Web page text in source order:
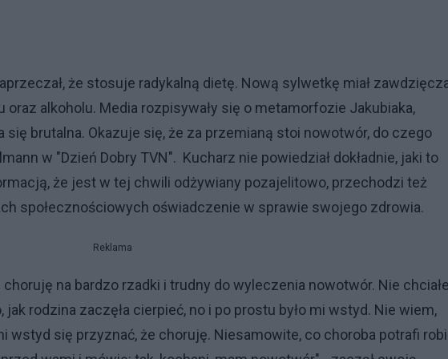
że stosuje radykalną dietę. Nową sylwetkę miał
alkoholu. Media rozpisywały się o metamorfozie Jakubiaka,
się brutalna. Okazuje się, że za przemianą stoi nowotwór, do czego
w "Dzień Dobry TVN". Kucharz nie powiedział dokładnie, jaki to
że jest w tej chwili odżywiany pozajelitowo, przechodzi też
społecznościowych oświadczenie w sprawie swojego zdrowia.
Reklama
na bardzo rzadki i trudny do wyleczenia nowotwór. Nie
rodzina zaczęła cierpieć, no i po prostu było mi wstyd. Nie wiem,
wstyd się przyznać, że choruję. Niesamowite, co choroba potrafi